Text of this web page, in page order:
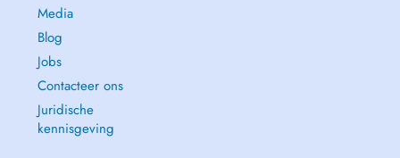
Media
Blog
Jobs
Contacteer ons
Juridische
kennisgeving